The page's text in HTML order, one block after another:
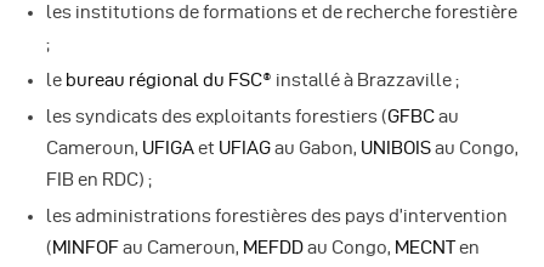
les institutions de formations et de recherche forestière
;
le bureau régional du FSC® installé à Brazzaville ;
les syndicats des exploitants forestiers (GFBCau
Cameroun, UFIGAet UFIAGau Gabon, UNIBOISau Congo,
FIB en RDC) ;
les administrations forestières des pays d’intervention
(MINFOFau Cameroun, MEFDDau Congo, MECNTen